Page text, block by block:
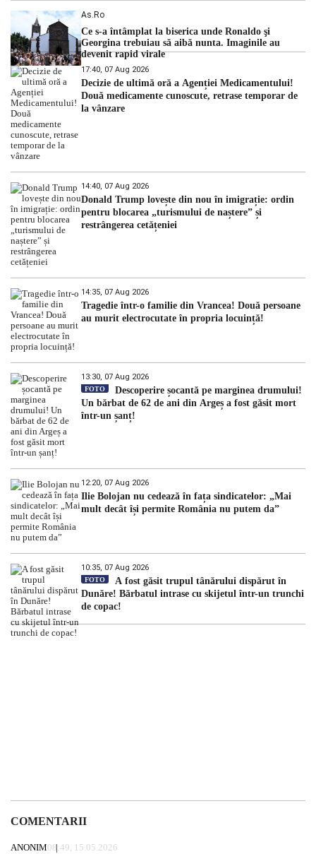
As.ro
Ce s-a întâmplat la biserica unde Ronaldo şi
Georgina trebuiau să aibă nunta. Imaginile au
devenit rapid virale
17:40, 07 Aug 2026
Decizie de ultimă oră a Agenției Medicamentului!
Două medicamente cunoscute, retrase temporar de
la vânzare
14:40, 07 Aug 2026
Donald Trump lovește din nou în imigrație: ordin
pentru blocarea „turismului de naștere” și
restrângerea cetățeniei
14:35, 07 Aug 2026
Tragedie într-o familie din Vrancea! Două persoane
au murit electrocutate în propria locuință!
13:30, 07 Aug 2026
FOTO
Descoperire șocantă pe marginea drumului!
Un bărbat de 62 de ani din Argeș a fost găsit mort
într-un șanț!
12:20, 07 Aug 2026
Ilie Bolojan nu cedează în fața sindicatelor: „Mai
mult decât își permite România nu putem da”
10:35, 07 Aug 2026
FOTO
A fost găsit trupul tânărului dispărut în
Dunăre! Bărbatul intrase cu skijetul într-un trunchi
de copac!
COMENTARII
ANONIM08:49, 15.05.2026